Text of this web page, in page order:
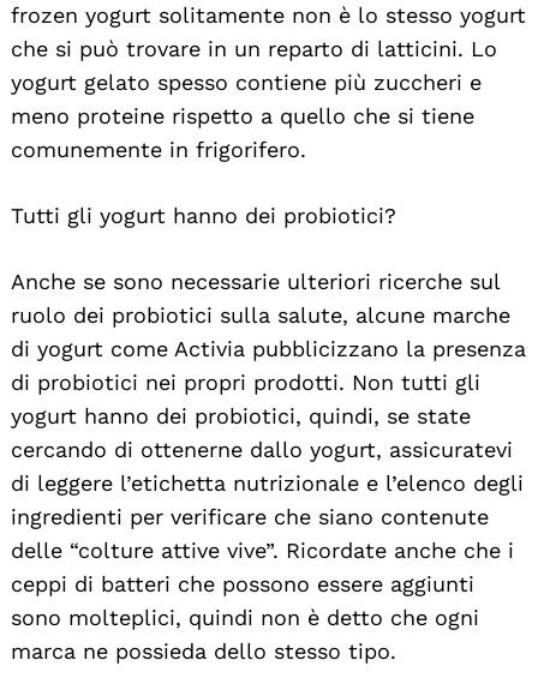
frozen yogurt solitamente non è lo stesso yogurt
che si può trovare in un reparto di latticini. Lo
yogurt gelato spesso contiene più zuccheri e
meno proteine rispetto a quello che si tiene
comunemente in frigorifero.
Tutti gli yogurt hanno dei probiotici?
Anche se sono necessarie ulteriori ricerche sul
ruolo dei probiotici sulla salute, alcune marche
di yogurt come Activia pubblicizzano la presenza
di probiotici nei propri prodotti. Non tutti gli
yogurt hanno dei probiotici, quindi, se state
cercando di ottenerne dallo yogurt, assicuratevi
di leggere l’etichetta nutrizionale e l’elenco degli
ingredienti per verificare che siano contenute
delle “colture attive vive”. Ricordate anche che i
ceppi di batteri che possono essere aggiunti
sono molteplici, quindi non è detto che ogni
marca ne possieda dello stesso tipo.
Search